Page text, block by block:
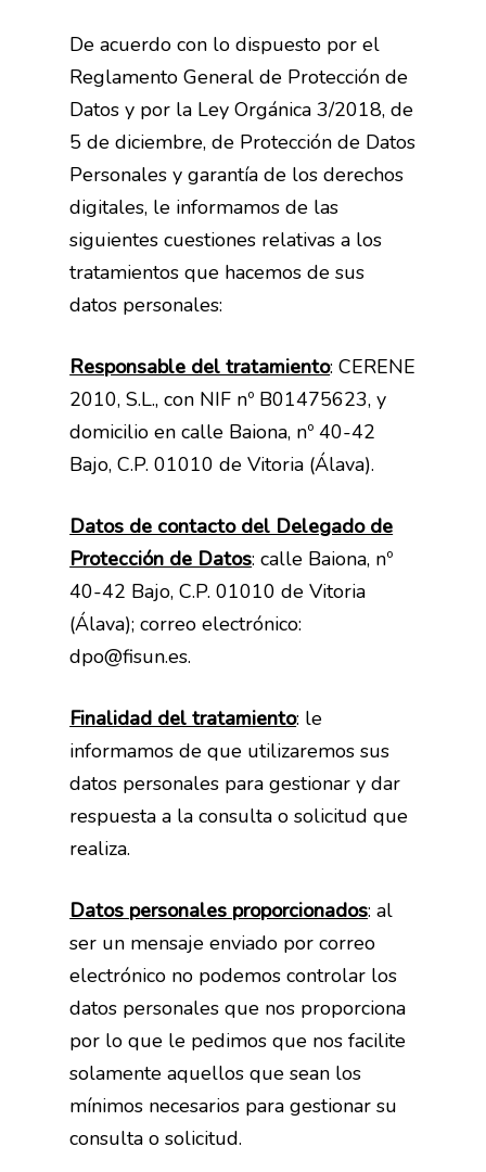
De acuerdo con lo dispuesto por el
Reglamento General de Protección de
Datos y por la Ley Orgánica 3/2018, de
5 de diciembre, de Protección de Datos
Personales y garantía de los derechos
digitales, le informamos de las
siguientes cuestiones relativas a los
tratamientos que hacemos de sus
datos personales:
Responsable del tratamiento: CERENE
2010, S.L., con NIF nº B01475623, y
domicilio en calle Baiona, nº 40-42
Bajo, C.P. 01010 de Vitoria (Álava).
Datos de contacto del Delegado de
Protección de Datos: calle Baiona, nº
40-42 Bajo, C.P. 01010 de Vitoria
(Álava); correo electrónico:
dpo@fisun.es.
Finalidad del tratamiento: le
informamos de que utilizaremos sus
datos personales para gestionar y dar
respuesta a la consulta o solicitud que
realiza.
Datos personales proporcionados: al
ser un mensaje enviado por correo
electrónico no podemos controlar los
datos personales que nos proporciona
por lo que le pedimos que nos facilite
solamente aquellos que sean los
mínimos necesarios para gestionar su
consulta o solicitud.